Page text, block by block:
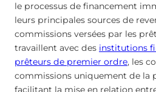
le processus de financement
leurs principales sources de
commissions versées par les
travaillent avec des institutions
prêteurs de premier ordre, les
commissions uniquement de la